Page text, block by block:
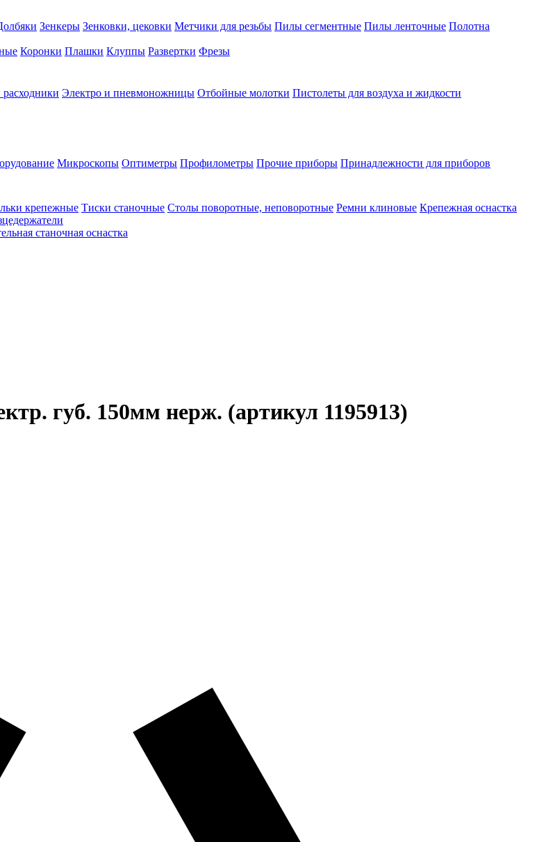
Зенкеры Зенковки, цековки Метчики для резьбы Пилы сегментные Пилы ленточные Полотна
Коронки Плашки Клуппы Развертки Фрезы
расходники Электро и пневмоножницы Отбойные молотки Пистолеты для воздуха и жидкости
Микроскопы Оптиметры Профилометры Прочие приборы Принадлежности для приборов
крепежные Тиски станочные Столы поворотные, неповоротные Ремни клиновые Крепежная оснастка
станочная оснастка
губ. 150мм нерж. (артикул 1195913)